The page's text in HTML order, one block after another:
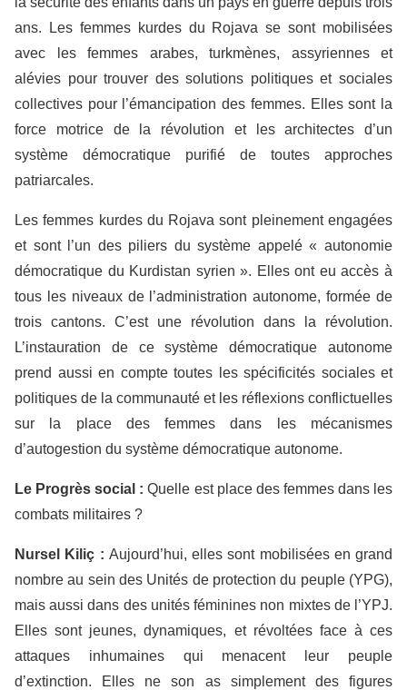
ans. Les femmes kurdes du Rojava se sont mobilisées
avec les femmes arabes, turkmènes, assyriennes et
alévies pour trouver des solutions politiques et sociales
collectives pour l’émancipation des femmes. Elles sont la
force motrice de la révolution et les architectes d’un
système démocratique purifié de toutes approches
patriarcales.
Les femmes kurdes du Rojava sont pleinement engagées
et sont l’un des piliers du système appelé « autonomie
démocratique du Kurdistan syrien ». Elles ont eu accès à
tous les niveaux de l’administration autonome, formée de
trois cantons. C’est une révolution dans la révolution.
L’instauration de ce système démocratique autonome
prend aussi en compte toutes les spécificités sociales et
politiques de la communauté et les réflexions conflictuelles
sur la place des femmes dans les mécanismes
d’autogestion du système démocratique autonome.
Le Progrès social :Quelle est place des femmes dans les
combats militaires ?
Nursel Kiliç : Aujourd’hui, elles sont mobilisées en grand
nombre au sein des Unités de protection du peuple (YPG),
mais aussi dans des unités féminines non mixtes de l’YPJ.
Elles sont jeunes, dynamiques, et révoltées face à ces
attaques inhumaines qui menacent leur peuple
d’extinction. Elles ne son as simplement des figures